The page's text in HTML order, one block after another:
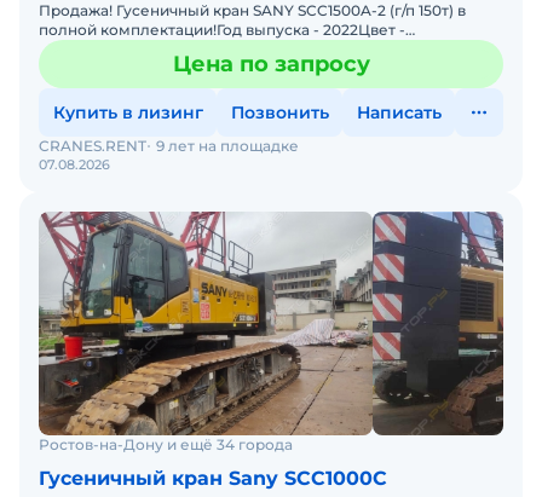
Продажа! Гусеничный кран SANY SCC1500A-2 (г/п 150т) в
полной комплектации!Год выпуска - 2022Цвет -
желтыйКомплектация: Комбинация подъемной стрелы 76
м + гусек
Цена по запросу
Купить в лизинг Позвонить Написать
07.08.2026
CRANES.RENT 9 лет на площадке
Ростов-на-Дону и ещё 34 города
Гусеничный кран Sany SCC1000C